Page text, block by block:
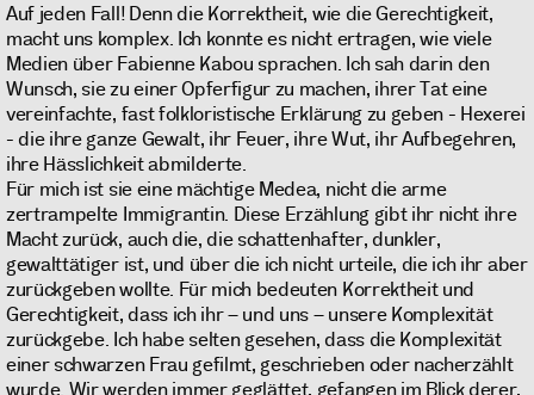
Auf jeden Fall! Denn die Korrektheit, wie die Gerechtigkeit,
macht uns komplex. Ich konnte es nicht ertragen, wie viele
Medien über Fabienne Kabou sprachen. Ich sah darin den
Wunsch, sie zu einer Opferfigur zu machen, ihrer Tat eine
vereinfachte, fast folkloristische Erklärung zu geben - Hexerei
- die ihre ganze Gewalt, ihr Feuer, ihre Wut, ihr Aufbegehren,
ihre Hässlichkeit abmilderte.
Für mich ist sie eine mächtige Medea, nicht die arme
zertrampelte Immigrantin. Diese Erzählung gibt ihr nicht ihre
Macht zurück, auch die, die schattenhafter, dunkler,
gewalttätiger ist, und über die ich nicht urteile, die ich ihr aber
zurückgeben wollte. Für mich bedeuten Korrektheit und
Gerechtigkeit, dass ich ihr – und uns – unsere Komplexität
zurückgebe. Ich habe selten gesehen, dass die Komplexität
einer schwarzen Frau gefilmt, geschrieben oder nacherzählt